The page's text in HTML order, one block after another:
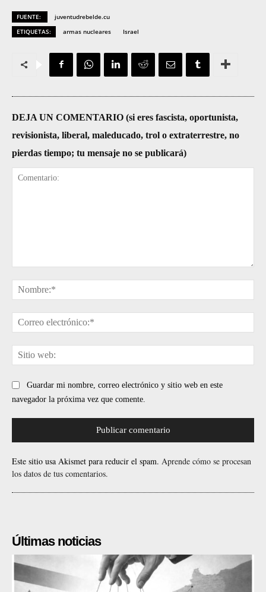
FUENTE:
juventudrebelde.cu
ETIQUETAS:
armas nucleares Israel
DEJA UN COMENTARIO (si eres fascista, oportunista,
revisionista, liberal, maleducado, trol o extraterrestre, no
pierdas tiempo; tu mensaje no se publicará)
Guardar mi nombre, correo electrónico y sitio web en este
navegador la próxima vez que comente.
Este sitio usa Akismet para reducir el spam. Aprende cómo se procesan
los datos de tus comentarios.
Últimas noticias